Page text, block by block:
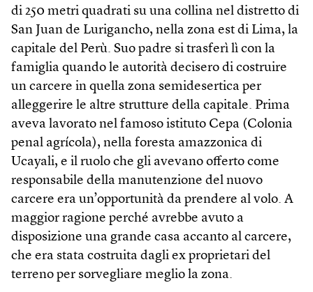
di 250 metri quadrati su una collina nel distretto di
San Juan de Lurigancho, nella zona est di Lima, la
capitale del Perù. Suo padre si trasferì lì con la
famiglia quando le autorità decisero di costruire
un carcere in quella zona semidesertica per
alleggerire le altre strutture della capitale. Prima
aveva lavorato nel famoso istituto Cepa (Colonia
penal agrícola), nella foresta amazzonica di
Ucayali, e il ruolo che gli avevano offerto come
responsabile della manutenzione del nuovo
carcere era un’opportunità da prendere al volo. A
maggior ragione perché avrebbe avuto a
disposizione una grande casa accanto al carcere,
che era stata costruita dagli ex proprietari del
terreno per sorvegliare meglio la zona.